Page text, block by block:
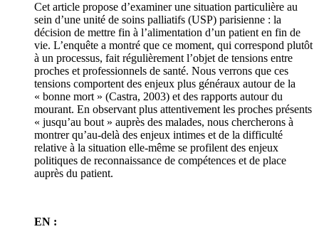
Cet article propose d’examiner une situation particulière au
sein d’une unité de soins palliatifs (USP) parisienne : la
décision de mettre fin à l’alimentation d’un patient en fin de
vie. L’enquête a montré que ce moment, qui correspond plutôt
à un processus, fait régulièrement l’objet de tensions entre
proches et professionnels de santé. Nous verrons que ces
tensions comportent des enjeux plus généraux autour de la
« bonne mort » (Castra, 2003) et des rapports autour du
mourant. En observant plus attentivement les proches présents
« jusqu’au bout » auprès des malades, nous chercherons à
montrer qu’au-delà des enjeux intimes et de la difficulté
relative à la situation elle-même se profilent des enjeux
politiques de reconnaissance de compétences et de place
auprès du patient.
EN :